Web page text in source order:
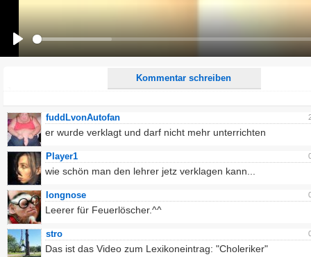
Kommentar schreiben
Ich möchte eine E-Mail, wenn auf dieser Seite weitere Kommentare erscheinen.
fuddLvonAutofan
er wurde verklagt und darf nicht mehr unterrichten
Player1
wie schön man den lehrer jetz verklagen kann...
longnose
Leerer für Feuerlöscher.^^
stro
Das ist das Video zum Lexikoneintrag: "Choleriker"